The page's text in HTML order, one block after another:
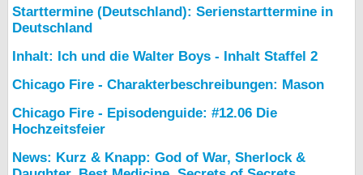
Starttermine (Deutschland): Serienstarttermine in
Deutschland
Inhalt: Ich und die Walter Boys - Inhalt Staffel 2
Chicago Fire - Charakterbeschreibungen: Mason
Chicago Fire - Episodenguide: #12.06 Die
Hochzeitsfeier
News: Kurz & Knapp: God of War, Sherlock &